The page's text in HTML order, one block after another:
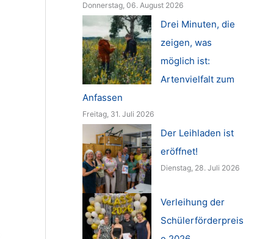
Donnerstag, 06. August 2026
Drei Minuten, die
zeigen, was
möglich ist:
Artenvielfalt zum
Anfassen
Freitag, 31. Juli 2026
Der Leihladen ist
eröffnet!
Dienstag, 28. Juli 2026
Verleihung der
Schülerförderpreis